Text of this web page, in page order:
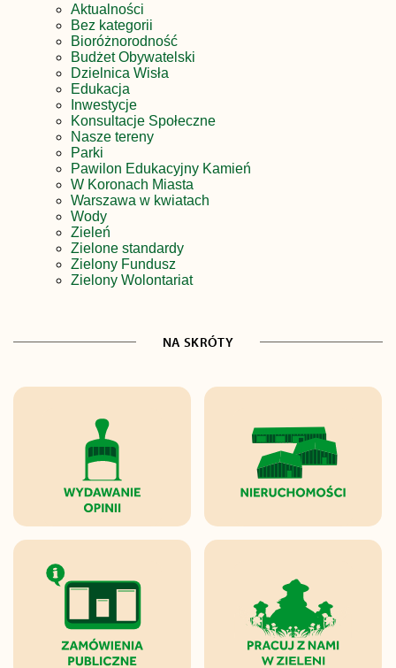
Aktualności
Bez kategorii
Bioróżnorodność
Budżet Obywatelski
Dzielnica Wisła
Edukacja
Inwestycje
Konsultacje Społeczne
Nasze tereny
Parki
Pawilon Edukacyjny Kamień
W Koronach Miasta
Warszawa w kwiatach
Wody
Zieleń
Zielone standardy
Zielony Fundusz
Zielony Wolontariat
NA SKRÓTY